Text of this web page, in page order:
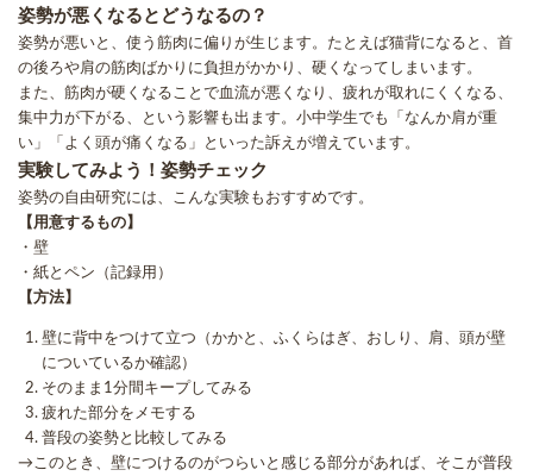
姿勢が悪くなるとどうなるの？
姿勢が悪いと、使う筋肉に偏りが生じます。たとえば猫背になると、首
の後ろや肩の筋肉ばかりに負担がかかり、硬くなってしまいます。
また、筋肉が硬くなることで血流が悪くなり、疲れが取れにくくなる、
集中力が下がる、という影響も出ます。小中学生でも「なんか肩が重
い」「よく頭が痛くなる」といった訴えが増えています。
実験してみよう！姿勢チェック
姿勢の自由研究には、こんな実験もおすすめです。
【用意するもの】
・壁
・紙とペン（記録用）
【方法】
壁に背中をつけて立つ（かかと、ふくらはぎ、おしり、肩、頭が壁
についているか確認）
そのまま1分間キープしてみる
疲れた部分をメモする
普段の姿勢と比較してみる
→このとき、壁につけるのがつらいと感じる部分があれば、そこが普段